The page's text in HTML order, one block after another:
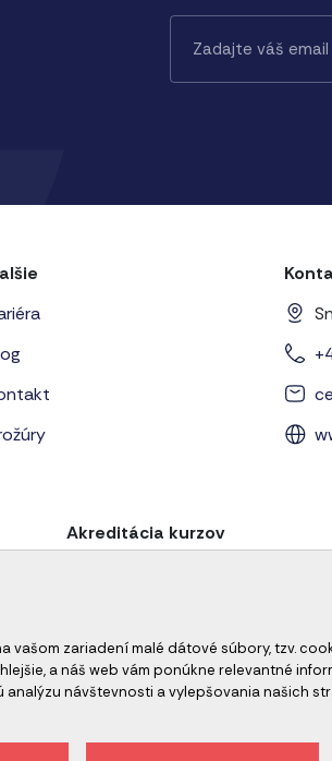
Akreditácia kurzov
vašom zariadení malé dátové súbory, tzv.
a náš web vám ponúkne relevantné
návštevnosti a vylepšovania našich